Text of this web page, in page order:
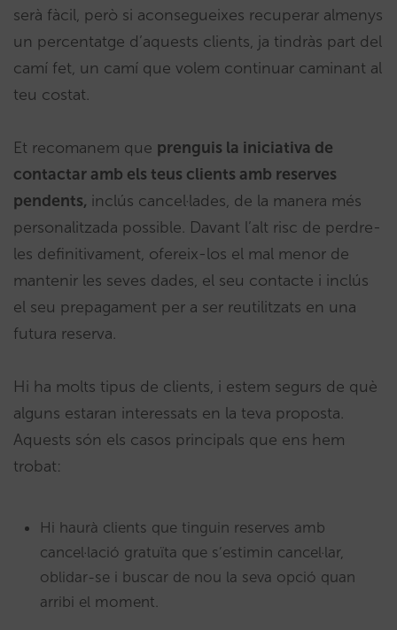
serà fàcil, però si aconsegueixes recuperar almenys
un percentatge d’aquests clients, ja tindràs part del
camí fet, un camí que volem continuar caminant al
teu costat.
Et recomanem que prenguis la iniciativa de
contactar amb els teus clients amb reserves
pendents, inclús cancel·lades, de la manera més
personalitzada possible. Davant l’alt risc de perdre-
les definitivament, ofereix-los el mal menor de
mantenir les seves dades, el seu contacte i inclús
el seu prepagament per a ser reutilitzats en una
futura reserva.
Hi ha molts tipus de clients, i estem segurs de què
alguns estaran interessats en la teva proposta.
Aquests són els casos principals que ens hem
trobat:
Hi haurà clients que tinguin reserves amb
cancel·lació gratuïta que s’estimin cancel·lar,
oblidar-se i buscar de nou la seva opció quan
arribi el moment.